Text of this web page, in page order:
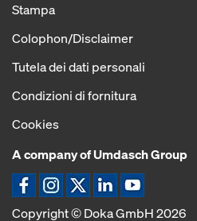
Stampa
Colophon/Disclaimer
Tutela dei dati personali
Condizioni di fornitura
Cookies
A company of Umdasch Group
Icona Facebook
Icona Instagram
Icona XIcona LinkedIn
Icona YouTube
Copyright © Doka GmbH 2026